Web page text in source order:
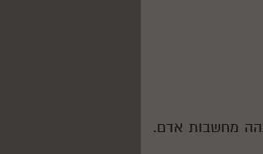
מחשבות אדם.